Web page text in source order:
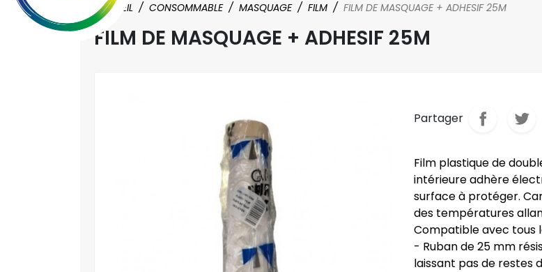
ACCUEIL CONSOMMABLE MASQUAGE FILM FILM DE MASQUAGE + ADHESIF 25M
FILM DE MASQUAGE + ADHESIF 25M
Partager
Film plastique de
intérieure adhère
surface à protéger.
des températures
Compatible avec tous
- Ruban de 25 mm
laissant pas de restes